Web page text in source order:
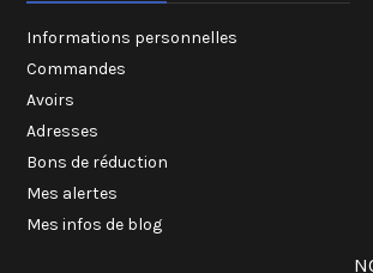
Informations personnelles
Commandes
Avoirs
Adresses
Bons de réduction
Mes alertes
Mes infos de blog